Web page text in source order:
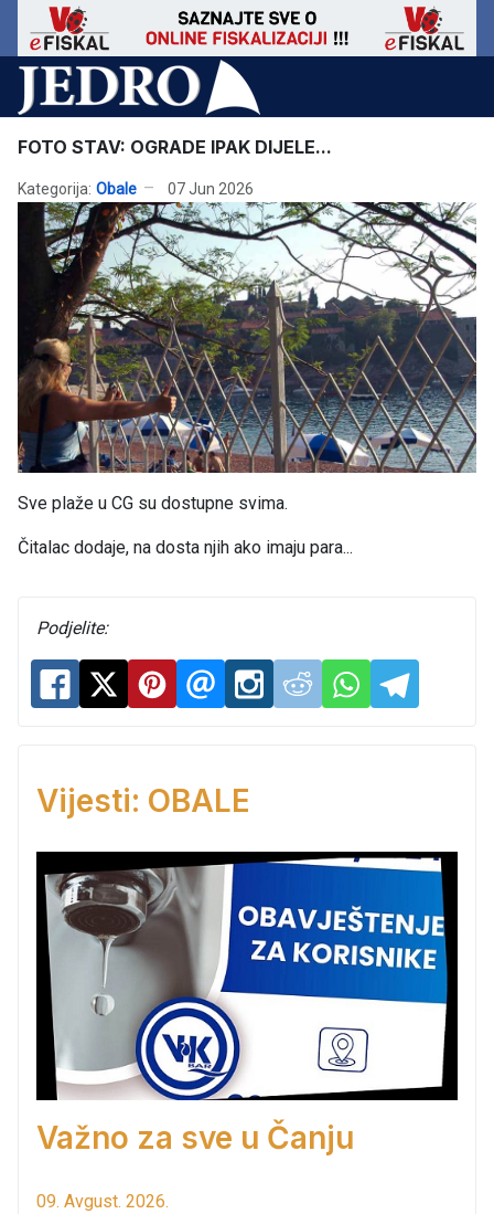
FOTO STAV: OGRADE IPAK DIJELE...
Kategorija: Obale 07 Jun 2026
Sve plaže u CG su dostupne svima.
Čitalac dodaje, na dosta njih ako imaju para...
Podjelite:
Vijesti: OBALE
Važno za sve u Čanju
09. Avgust. 2026.